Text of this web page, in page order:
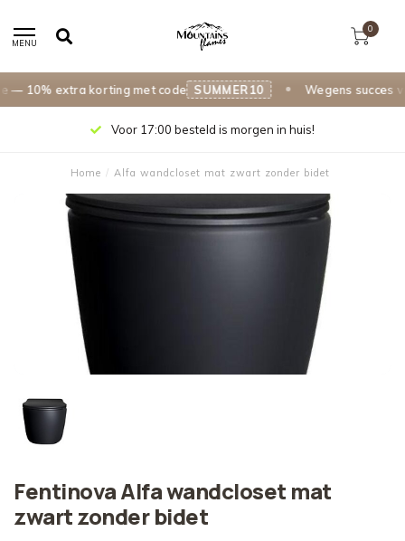
10% extra korting met code SUMMER10 Wegens succes
MENU
0
Voor 17:00 besteld is morgen in huis!
Home / Alfa wandcloset mat zwart zonder bidet
Fentinova Alfa wandcloset mat
zwart zonder bidet